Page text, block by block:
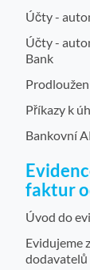
Účty -
Účty -
Bank
Příkazy k
Bankovní
faktur
Úvod do
Evidujeme
dodavatelů